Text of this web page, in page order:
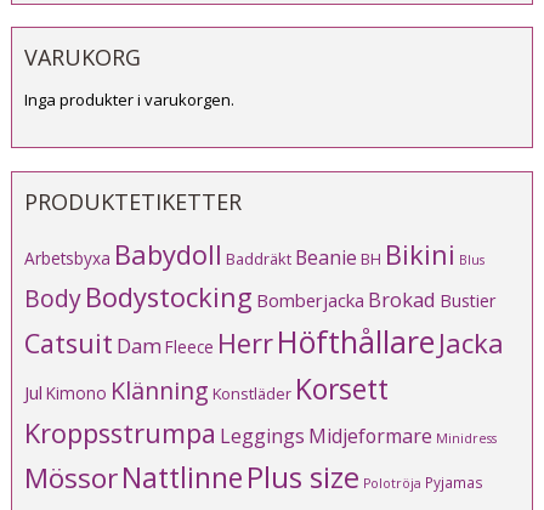
VARUKORG
Inga produkter i varukorgen.
PRODUKTETIKETTER
Arbetsbyxa Babydoll Baddräkt Beanie BH Bikini Blus
BodyBodystocking Bomberjacka Brokad Bustier
Catsuit Dam Fleece HerrHöfthållare Jacka
Jul Kimono Klänning Konstläder Korsett
Kroppsstrumpa Leggings Midjeformare Minidress
MössorNattlinnePlus size Polotröja Pyjamas